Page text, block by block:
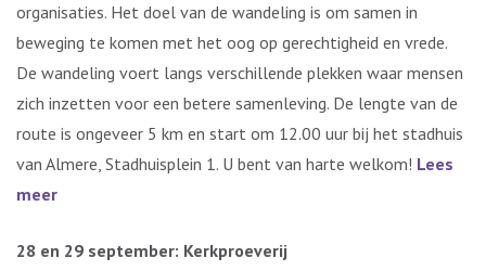
organisaties. Het doel van de wandeling is om samen in
beweging te komen met het oog op gerechtigheid en vrede.
De wandeling voert langs verschillende plekken waar mensen
zich inzetten voor een betere samenleving. De lengte van de
route is ongeveer 5 km en start om 12.00 uur bij het stadhuis
van Almere, Stadhuisplein 1. U bent van harte welkom! Lees
meer
28 en 29 september: Kerkproeverij